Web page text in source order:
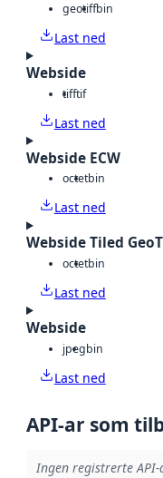
geotiffbin
Last ned
Webside
tifftif
Last ned
Webside ECW
octetbin
Last ned
Webside Tiled
octetbin
Last ned
Webside
jpegbin
Last ned
API-ar som
Ingen registrerte